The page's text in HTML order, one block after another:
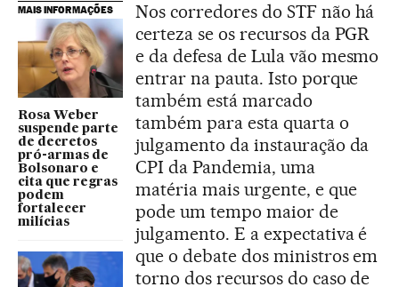
MAIS INFORMAÇÕES
Rosa Weber
suspende parte
de decretos
pró-armas de
Bolsonaro e
cita que regras
podem
fortalecer
milícias
Nos corredores do STF não há
certeza se os recursos da PGR
e da defesa de Lula vão mesmo
entrar na pauta. Isto porque
também está marcado
também para esta quarta o
julgamento da instauração da
CPI da Pandemia, uma
matéria mais urgente, e que
pode um tempo maior de
julgamento. E a expectativa é
que o debate dos ministros em
torno dos recursos do caso de